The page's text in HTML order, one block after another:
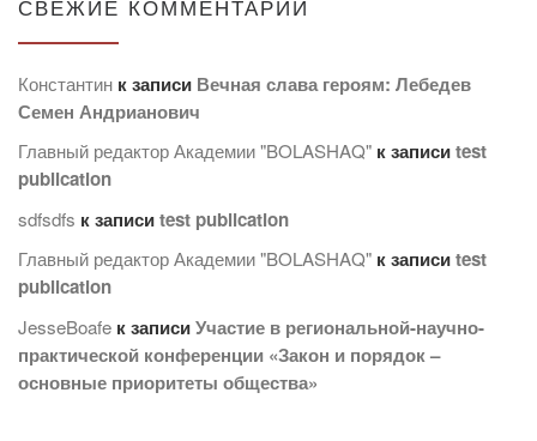
СВЕЖИЕ КОММЕНТАРИИ
Константин к записи Вечная слава героям: Лебедев
Семен Андрианович
Главный редактор Академии "BOLASHAQ" к записиtest
publication
sdfsdfs к записиtest publication
Главный редактор Академии "BOLASHAQ" к записиtest
publication
JesseBoafe к записиУчастие в региональной-научно-
практической конференции «Закон и порядок –
основные приоритеты общества»